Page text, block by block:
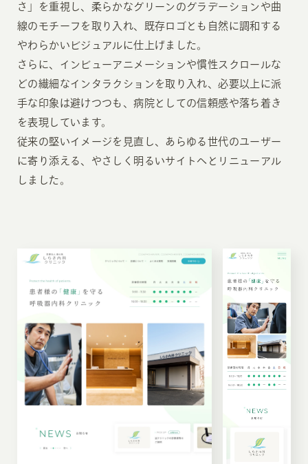
さ」を重視し、柔らかなグリーンのグラデーションや曲
線のモチーフを取り入れ、既存ロゴとも自然に調和する
やわらかいビジュアルに仕上げました。
さらに、インビューアニメーションや慣性スクロールな
どの繊細なインタラクションを取り入れ、必要以上に派
手な印象は避けつつも、病院としての信頼感や落ち着き
を表現しています。
従来の堅いイメージを見直し、あらゆる世代のユーザー
に寄り添える、やさしく明るいサイトへとリニューアル
しました。